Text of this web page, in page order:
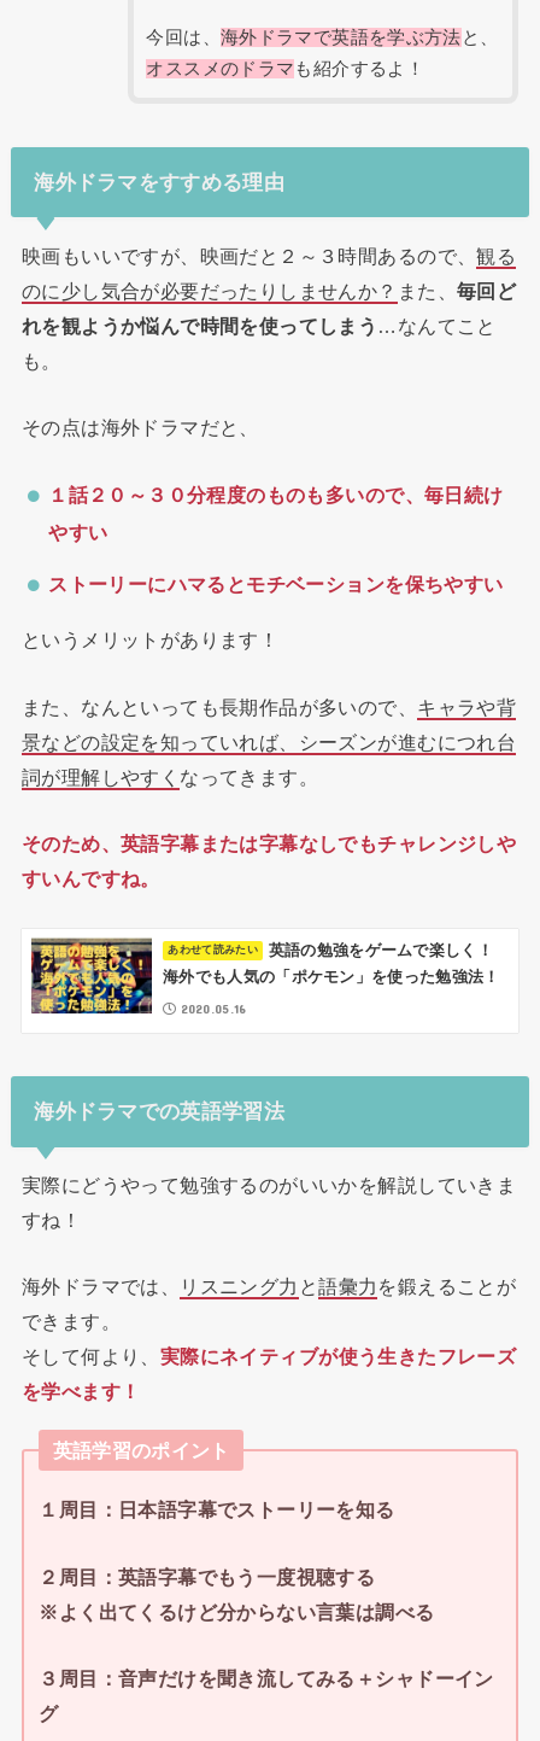
今回は、 海外ドラマで英語を学ぶ方法と、
オススメの ドラマ も紹介するよ！
海外ドラマをすすめる理由
映画もいいですが、映画だと２～３時間あるので、観る
のに少し気合が必要だったりしませんか？ また、 毎回ど
れを観ようか悩んで時間を使ってしまう …なんてこと
も。
その点は海外ドラマだと、
１話２０～３０分程度のものも多いので、毎日続け
やすい
ストーリーにハマるとモチベーションを保ちやすい
というメリットがあります！
また、なんといっても長期作品が多いので、 キャラや背
景などの設定を知っていれば、シーズンが進むにつれ台
詞が理解しやすく なってきます。
そのため、英語字幕または字幕なしでもチャレンジしや
すいんですね。
英語の勉強をゲームで楽しく！
海外でも人気の「ポケモン」を使った勉強法！
2020.05.16
海外ドラマでの英語学習法
実際にどうやって勉強するのがいいかを解説していきま
すね！
海外ドラマでは、 リスニング力 と語彙力 を鍛えることが
できます。
そして何より、 実際にネイティブが使う生きたフレーズ
を学べます！
英語学習のポイント
１周目：日本語字幕でストーリーを知る
２周目：英語字幕でもう一度視聴する
※よく出てくるけど分からない言葉は調べる
３周目：音声だけを聞き流してみる＋シャドーイン
グ